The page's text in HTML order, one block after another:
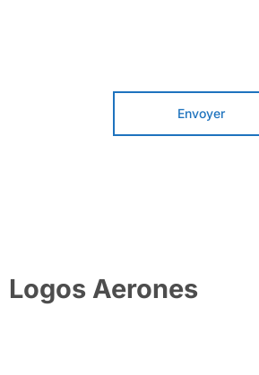
Envoyer
Logos Aerones